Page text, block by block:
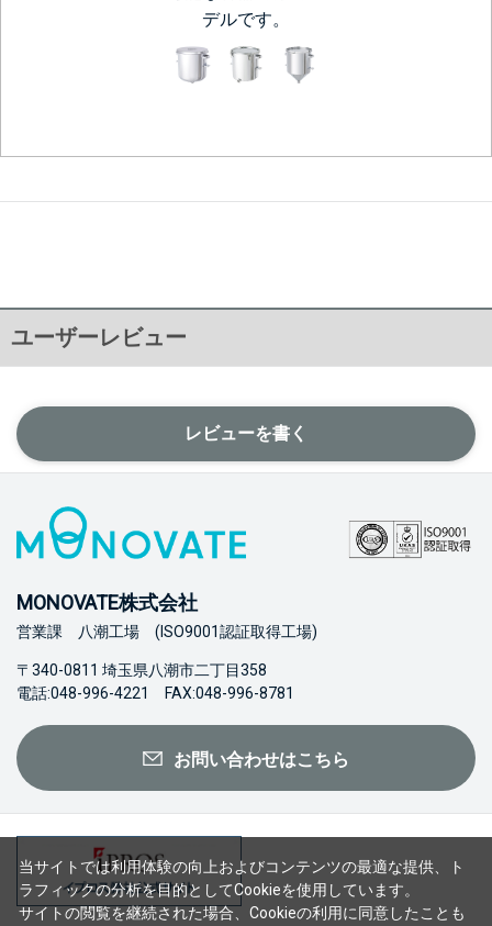
デルです。
ユーザーレビュー
レビューを書く
MONOVATE株式会社
営業課 八潮工場 (ISO9001認証取得工場)
〒340-0811 埼玉県八潮市二丁目358
電話:048-996-4221 FAX:048-996-8781
お問い合わせはこちら
当サイトでは利用体験の向上およびコンテンツの最適な提供、ト
ラフィックの分析を目的としてCookieを使用しています。
サイトの閲覧を継続された場合、Cookieの利用に同意したことも